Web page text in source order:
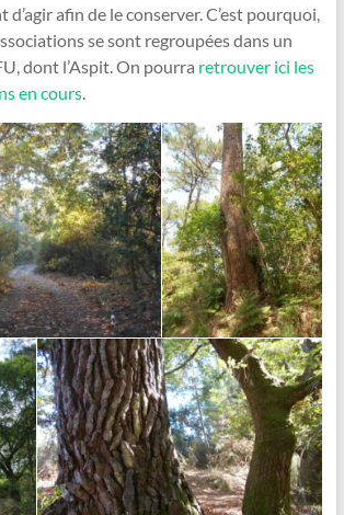
d’agir afin de le conserver. C’est pourquoi,
se sont regroupées dans un
dont l’Aspit. On pourra retrouver ici les
en cours.